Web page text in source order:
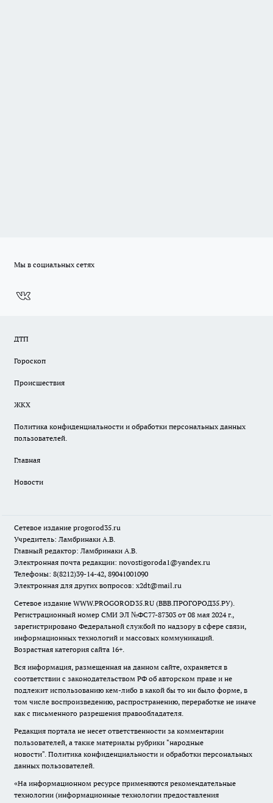
Мы в социальных сетях
ДТП
Гороскоп
Происшествия
ЖКХ
Политика конфиденциальности и обработки персональных данных
пользователей.
Главная
Новости
Сетевое издание progorod35.ru
Учредитель: Ламбринаки А.В.
Главный редактор: Ламбринаки А.В.
Электронная почта редакции: novostigoroda1@yandex.ru
Телефоны: 8(8212)39-14-42, 89041001090
Электронная для других вопросов: x2dt@mail.ru
Сетевое издание WWW.PROGOROD35.RU (ВВВ.ПРОГОРОД35.РУ).
Регистрационный номер СМИ ЭЛ №ФС77-87303 от 08 мая 2024 г.,
зарегистрировано Федеральной службой по надзору в сфере связи,
информационных технологий и массовых коммуникаций.
Возрастная категория сайта 16+.
Вся информация, размещенная на данном сайте, охраняется в
соответствии с законодательством РФ об авторском праве и не
подлежит использованию кем-либо в какой бы то ни было форме, в
том числе воспроизведению, распространению, переработке не иначе
как с письменного разрешения правообладателя.
Редакция портала не несет ответственности за комментарии
пользователей, а также материалы рубрики "народные
новости". Политика конфиденциальности и обработки персональных
данных пользователей.
«На информационном ресурсе применяются рекомендательные
технологии (информационные технологии предоставления